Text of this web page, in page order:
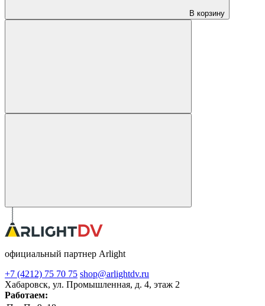
В корзину
официальный партнер Arlight
+7 (4212) 75 70 75 shop@arlightdv.ru
Хабаровск, ул. Промышленная, д. 4, этаж 2
Работаем: